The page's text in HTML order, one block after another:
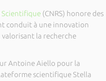
Scientifique(CNRS) honore des
conduit à une innovation
la recherche
Antoine Aiello pour la
scientifique Stella